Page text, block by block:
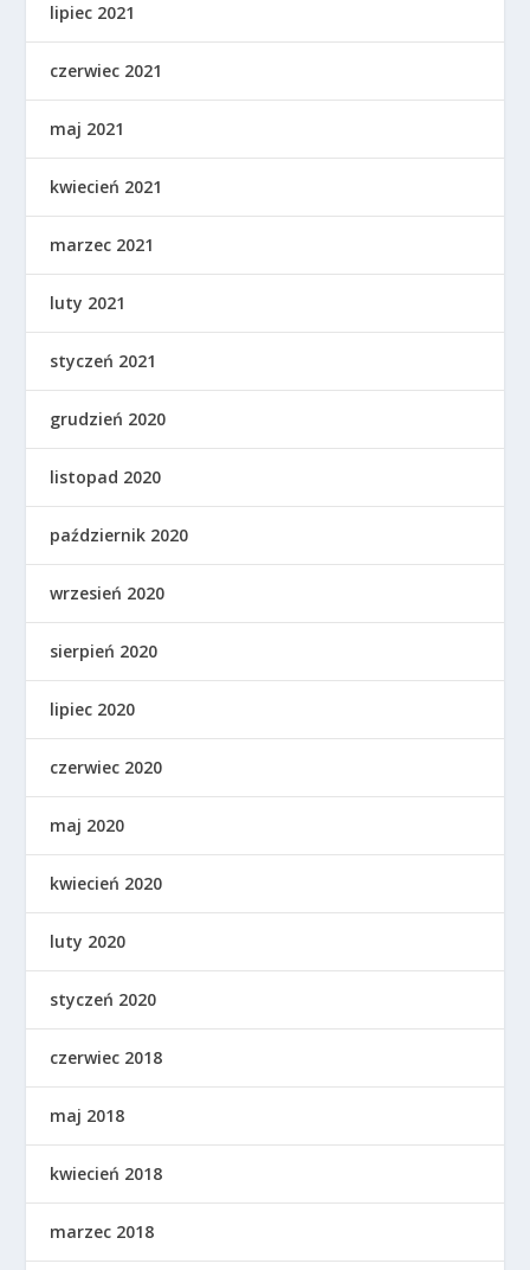
lipiec 2021
czerwiec 2021
maj 2021
kwiecień 2021
marzec 2021
luty 2021
styczeń 2021
grudzień 2020
listopad 2020
październik 2020
wrzesień 2020
sierpień 2020
lipiec 2020
czerwiec 2020
maj 2020
kwiecień 2020
luty 2020
styczeń 2020
czerwiec 2018
maj 2018
kwiecień 2018
marzec 2018